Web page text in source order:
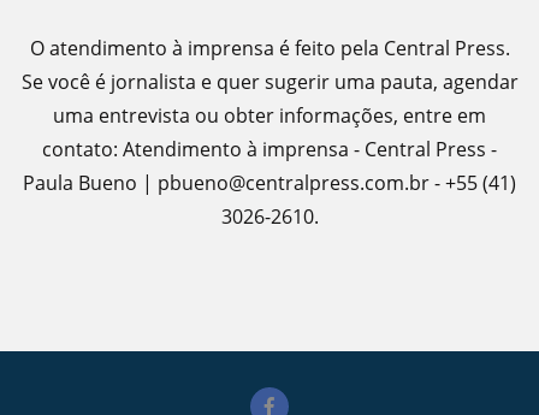
O atendimento à imprensa é feito pela Central Press.
Se você é jornalista e quer sugerir uma pauta, agendar
uma entrevista ou obter informações, entre em
contato: Atendimento à imprensa - Central Press -
Paula Bueno | pbueno@centralpress.com.br - +55 (41)
3026-2610.